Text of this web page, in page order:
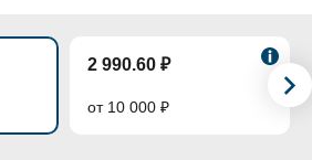
2 990.60 ₽
от 10 000 ₽